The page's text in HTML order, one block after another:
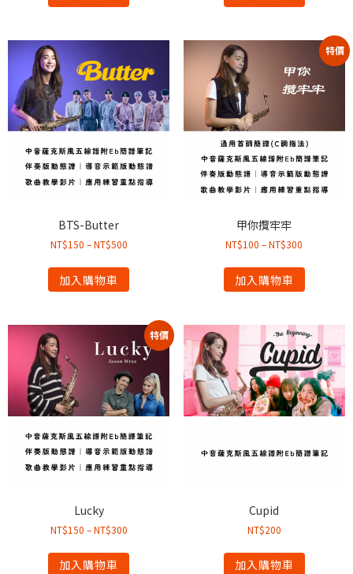
BTS-Butter
NT$150 –NT$500
加入購物車
特價
甲你攬牢牢
NT$100 –NT$300
加入購物車
特價
Lucky
NT$150 –NT$300
加入購物車
Cupid
NT$200
加入購物車